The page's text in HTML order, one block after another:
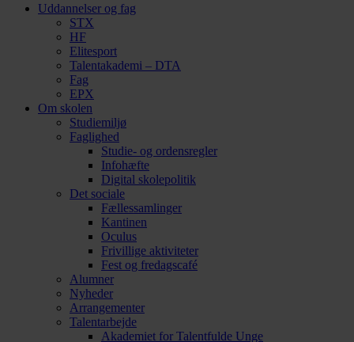
Uddannelser og fag
STX
HF
Elitesport
Talentakademi – DTA
Fag
EPX
Om skolen
Studiemiljø
Faglighed
Studie- og ordensregler
Infohæfte
Digital skolepolitik
Det sociale
Fællessamlinger
Kantinen
Oculus
Frivillige aktiviteter
Fest og fredagscafé
Alumner
Nyheder
Arrangementer
Talentarbejde
Akademiet for Talentfulde Unge